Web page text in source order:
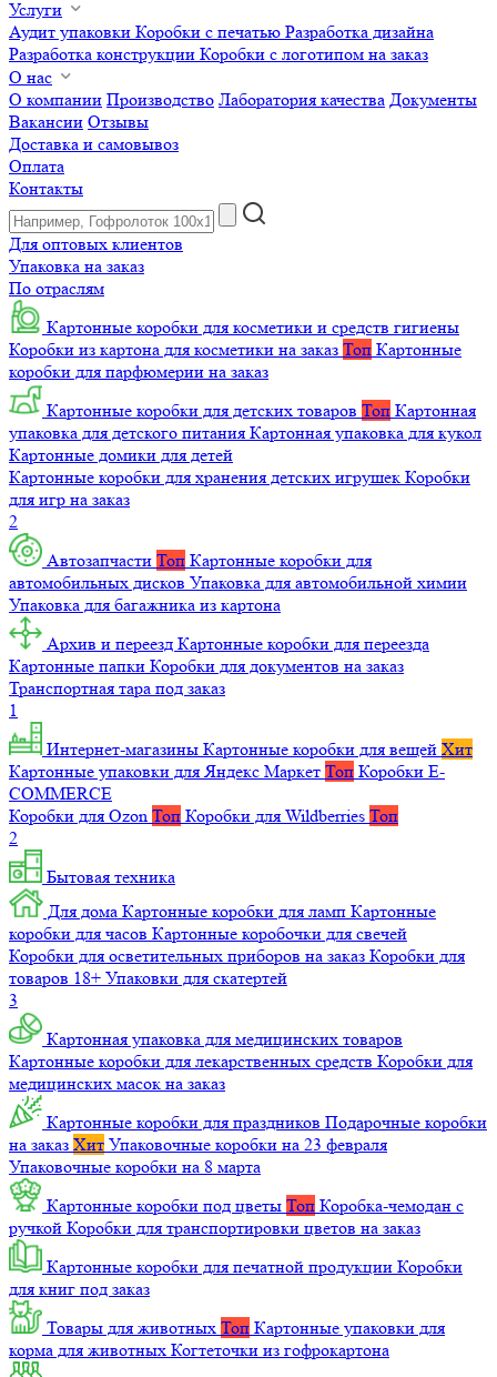
Услуги
Аудит упаковки Коробки с печатью Разработка дизайна
Разработка конструкции Коробки с логотипом на заказ
О нас
О компании Производство Лаборатория качества Документы
Вакансии Отзывы
Доставка и самовывоз
Оплата
Контакты
Для оптовых клиентов
Упаковка на заказ
По отраслям
Картонные коробки для косметики и средств гигиены
Коробки из картона для косметики на заказ Топ Картонные
коробки для парфюмерии на заказ
Картонные коробки для детских товаров Топ Картонная
упаковка для детского питания Картонная упаковка для кукол
Картонные домики для детей
Картонные коробки для хранения детских игрушек Коробки
для игр на заказ
2
Автозапчасти Топ Картонные коробки для
автомобильных дисков Упаковка для автомобильной химии
Упаковка для багажника из картона
Архив и переезд Картонные коробки для переезда
Картонные папки Коробки для документов на заказ
Транспортная тара под заказ
1
Интернет-магазины Картонные коробки для вещей Хит
Картонные упаковки для Яндекс Маркет Топ Коробки E-
COMMERCE
Коробки для Ozon Топ Коробки для Wildberries Топ
2
Бытовая техника
Для дома Картонные коробки для ламп Картонные
коробки для часов Картонные коробочки для свечей
Коробки для осветительных приборов на заказ Коробки для
товаров 18+ Упаковки для скатертей
3
Картонная упаковка для медицинских товаров
Картонные коробки для лекарственных средств Коробки для
медицинских масок на заказ
Картонные коробки для праздников Подарочные коробки
на заказ Хит Упаковочные коробки на 23 февраля
Упаковочные коробки на 8 марта
Картонные коробки под цветы Топ Коробка-чемодан с
ручкой Коробки для транспортировки цветов на заказ
Картонные коробки для печатной продукции Коробки
для книг под заказ
Товары для животных Топ Картонные упаковки для
корма для животных Когтеточки из гофрокартона